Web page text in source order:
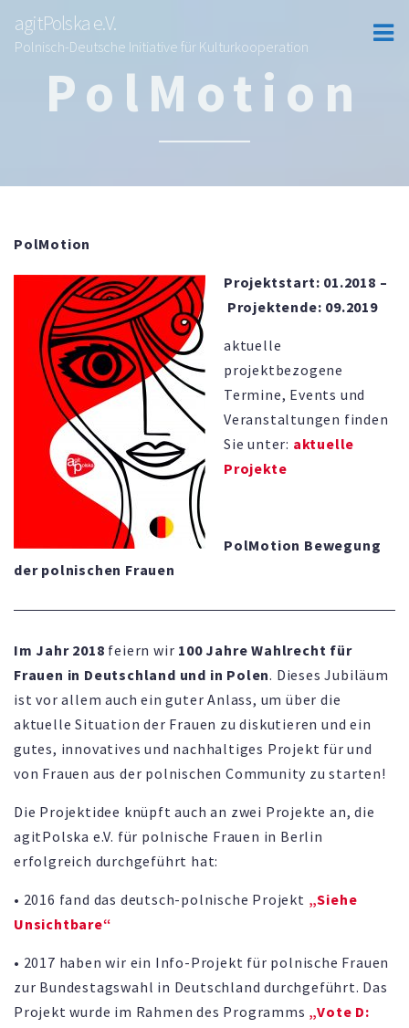
agitPolska e.V.
Polnisch-Deutsche Initiative für Kulturkooperation
PolMotion
PolMotion
Projektstart: 01.2018 –
Projektende: 09.2019
aktuelle
projektbezogene
Termine, Events und
Veranstaltungen finden
Sie unter: aktuelle
Projekte
PolMotion Bewegung
der polnischen Frauen
Im Jahr 2018 feiern wir 100 Jahre Wahlrecht für
Frauen in Deutschland und in Polen. Dieses Jubiläum
ist vor allem auch ein guter Anlass, um über die
aktuelle Situation der Frauen zu diskutieren und ein
gutes, innovatives und nachhaltiges Projekt für und
von Frauen aus der polnischen Community zu starten!
Die Projektidee knüpft auch an zwei Projekte an, die
agitPolska e.V. für polnische Frauen in Berlin
erfolgreich durchgeführt hat:
• 2016 fand das deutsch-polnische Projekt „Siehe
Unsichtbare“
• 2017 haben wir ein Info-Projekt für polnische Frauen
zur Bundestagswahl in Deutschland durchgeführt. Das
Projekt wurde im Rahmen des Programms „Vote D: